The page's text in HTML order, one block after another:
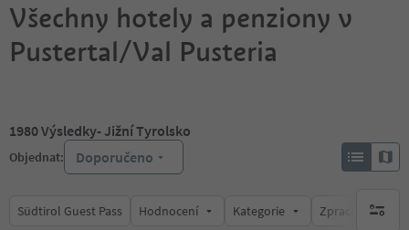
Všechny hotely a penziony v
Pustertal/Val Pusteria
1980Výsledky- Jižní Tyrolsko
Objednat: Doporučeno
Südtirol Guest Pass Hodnocení Kategorie Zpracovávábrak